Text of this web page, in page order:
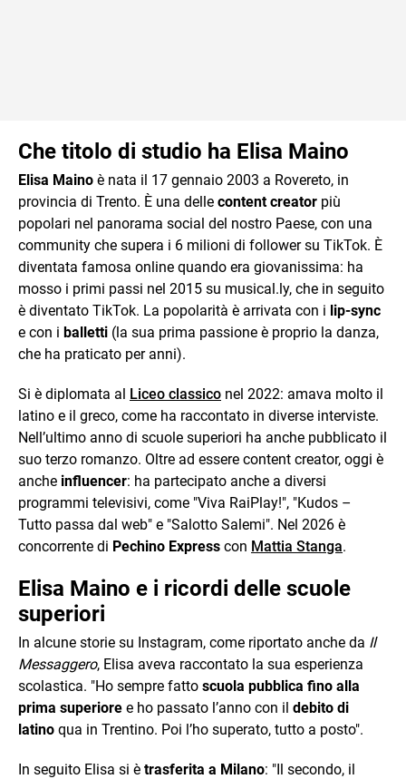
Che titolo di studio ha Elisa Maino
Elisa Maino è nata il 17 gennaio 2003 a Rovereto, in
provincia di Trento. È una delle content creator più
popolari nel panorama social del nostro Paese, con una
community che supera i 6 milioni di follower su TikTok. È
diventata famosa online quando era giovanissima: ha
mosso i primi passi nel 2015 su musical.ly, che in seguito
è diventato TikTok. La popolarità è arrivata con i lip-sync
e con i balletti (la sua prima passione è proprio la danza,
che ha praticato per anni).
Si è diplomata al Liceo classico nel 2022: amava molto il
latino e il greco, come ha raccontato in diverse interviste.
Nell’ultimo anno di scuole superiori ha anche pubblicato il
suo terzo romanzo. Oltre ad essere content creator, oggi è
anche influencer: ha partecipato anche a diversi
programmi televisivi, come "Viva RaiPlay!", "Kudos –
Tutto passa dal web" e "Salotto Salemi". Nel 2026 è
concorrente di Pechino Express con Mattia Stanga.
Elisa Maino e i ricordi delle scuole
superiori
In alcune storie su Instagram, come riportato anche da Il
Messaggero, Elisa aveva raccontato la sua esperienza
scolastica. "Ho sempre fatto scuola pubblica fino alla
prima superiore e ho passato l’anno con il debito di
latino qua in Trentino. Poi l’ho superato, tutto a posto".
In seguito Elisa si è trasferita a Milano: "Il secondo, il